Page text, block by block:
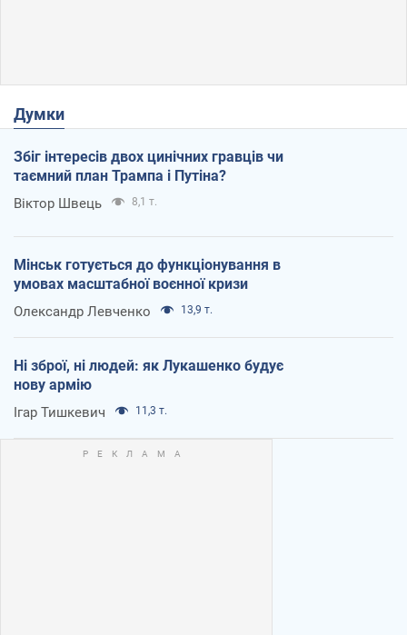
Думки
Збіг інтересів двох цинічних гравців чи
таємний план Трампа і Путіна?
Віктор Швець 8,1 т.
Мінськ готується до функціонування в
умовах масштабної воєнної кризи
Олександр Левченко 13,9 т.
Ні зброї, ні людей: як Лукашенко будує
нову армію
Ігар Тишкевич 11,3 т.